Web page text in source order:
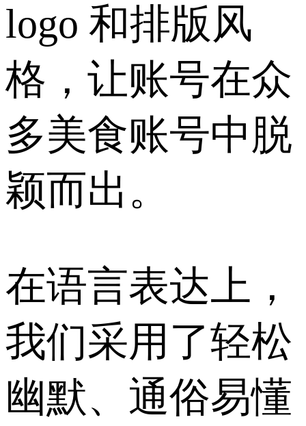
logo 和排版风
格，让账号在众
多美食账号中脱
颖而出。
在语言表达上，
我们采用了轻松
幽默、通俗易懂